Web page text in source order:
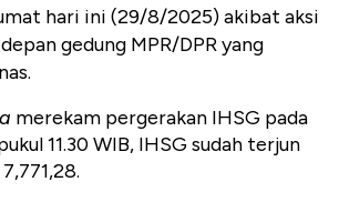
hari ini (29/8/2025) akibat aksi
gedung MPR/DPR yang
merekam pergerakan IHSG pada
11.30 WIB, IHSG sudah terjun